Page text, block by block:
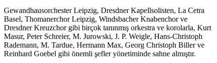
Gewandhausorchester Leipzig, Dresdner Kapellsolisten, La Cetra
Basel, Thomanerchor Leipzig, Windsbacher Knabenchor ve
Dresdner Kreuzchor gibi birçok tanınmış orkestra ve korolarla, Kurt
Masur, Peter Schreier, M. Jurowski, J. P. Weigle, Hans-Christoph
Rademann, M. Tardue, Hermann Max, Georg Christoph Biller ve
Reinhard Goebel gibi önemli şefler yönetiminde sahne almıştır.